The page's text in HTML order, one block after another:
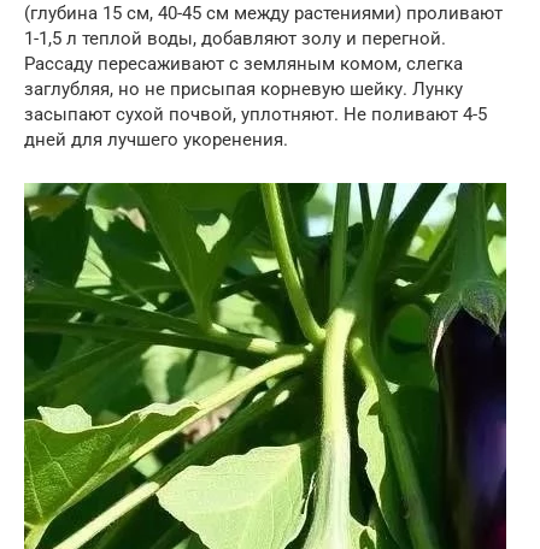
(глубина 15 см, 40-45 см между растениями) проливают
1-1,5 л теплой воды, добавляют золу и перегной.
Рассаду пересаживают с земляным комом, слегка
заглубляя, но не присыпая корневую шейку. Лунку
засыпают сухой почвой, уплотняют. Не поливают 4-5
дней для лучшего укоренения.